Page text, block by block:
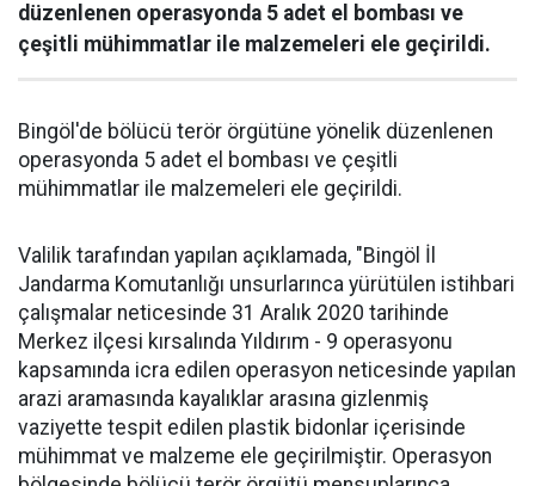
düzenlenen operasyonda 5 adet el bombası ve
çeşitli mühimmatlar ile malzemeleri ele geçirildi.
Bingöl'de bölücü terör örgütüne yönelik düzenlenen
operasyonda 5 adet el bombası ve çeşitli
mühimmatlar ile malzemeleri ele geçirildi.
Valilik tarafından yapılan açıklamada, "Bingöl İl
Jandarma Komutanlığı unsurlarınca yürütülen istihbari
çalışmalar neticesinde 31 Aralık 2020 tarihinde
Merkez ilçesi kırsalında Yıldırım - 9 operasyonu
kapsamında icra edilen operasyon neticesinde yapılan
arazi aramasında kayalıklar arasına gizlenmiş
vaziyette tespit edilen plastik bidonlar içerisinde
mühimmat ve malzeme ele geçirilmiştir. Operasyon